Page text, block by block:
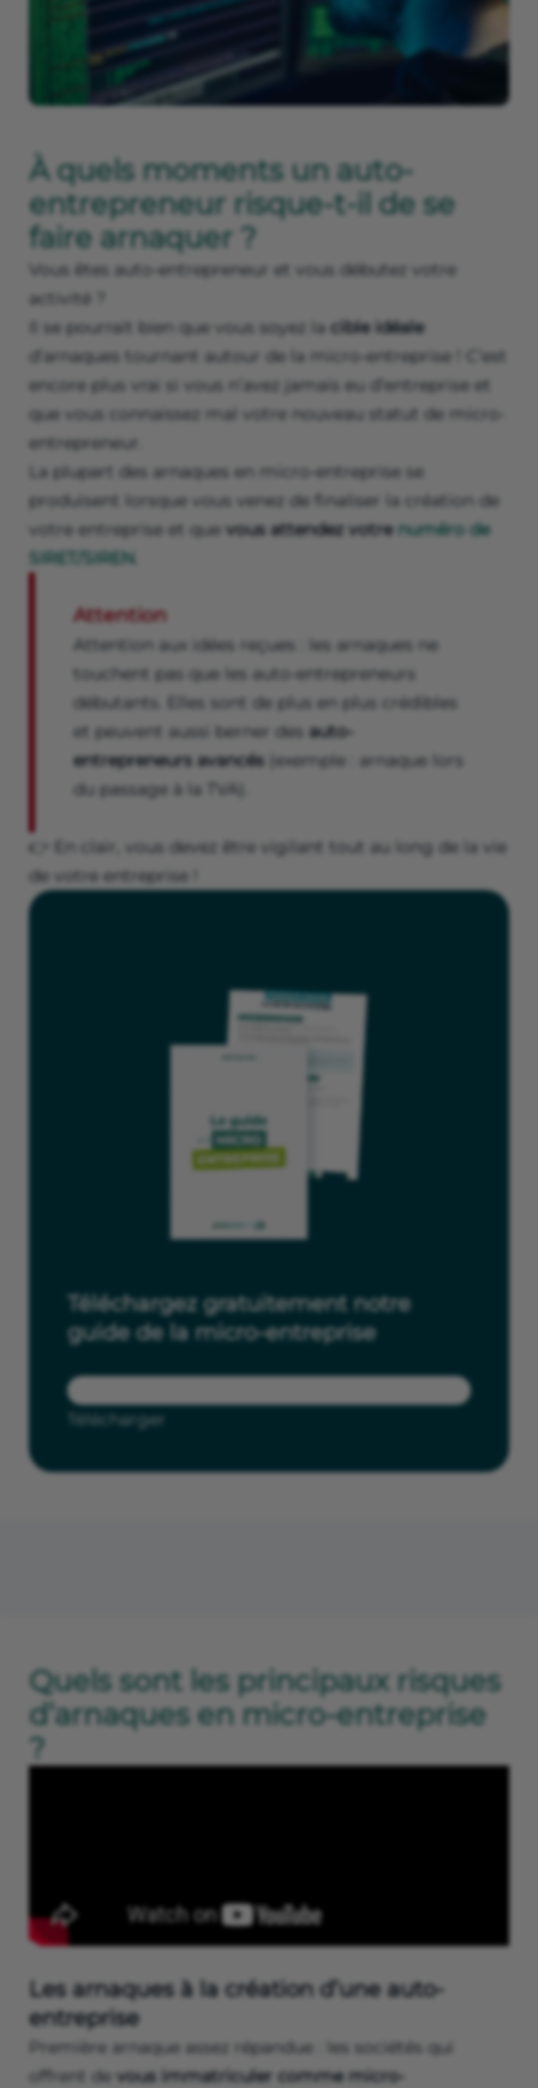
À quels moments un auto-
entrepreneur risque-t-il de se
faire arnaquer ?
Vous êtes auto-entrepreneur et vous débutez votre
activité ?
Il se pourrait bien que vous soyez la cible idéale
d’arnaques tournant autour de la micro-entreprise ! C’est
encore plus vrai si vous n’avez jamais eu d’entreprise et
que vous connaissez mal votre nouveau statut de micro-
entrepreneur.
La plupart des arnaques en micro-entreprise se
produisent lorsque vous venez de finaliser la création de
votre entreprise et que vous attendez votrenuméro de
SIRET/SIREN
Attention
Attention aux idées reçues : les arnaques ne
touchent pas que les auto-entrepreneurs
débutants. Elles sont de plus en plus crédibles
et peuvent aussi berner des auto-
entrepreneurs avancés (exemple : arnaque lors
du passage à la TVA).
👉 En clair, vous devez être vigilant tout au long de la vie
de votre entreprise !
Téléchargez gratuitement notre
guide de la micro-entreprise
Télécharger
Quels sont les principaux risques
d’arnaques en micro-entreprise
?
Les arnaques à la création d’une auto-
entreprise
Première arnaque assez répandue : les sociétés qui
offrent de vous immatriculer comme micro-